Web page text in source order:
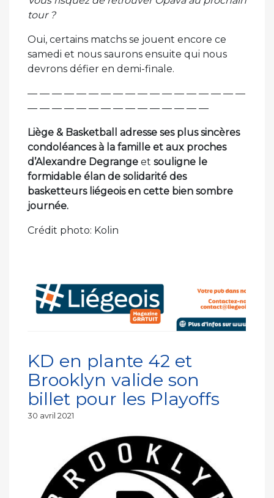
tour ?
Oui, certains matchs se jouent encore ce
samedi et nous saurons ensuite qui nous
devrons défier en demi-finale.
— — — — — — — — — — — — — — — — — —
— — — — — — — — — — — — — — —
Liège & Basketball adresse ses plus sincères
condoléances à la famille et aux proches
d’Alexandre Degrange et souligne le
formidable élan de solidarité des
basketteurs liégeois en cette bien sombre
journée.
Crédit photo: Kolin
KD en plante 42 et
Brooklyn valide son
billet pour les Playoffs
Publié
30 avril 2021